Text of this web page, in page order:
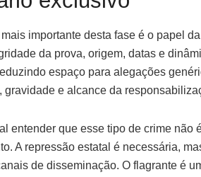
importante desta fase é o papel
da prova, origem, datas e
espaço para alegações
gravidade e alcance da
entender que esse tipo de crime não
A repressão estatal é necessária,
de disseminação. O flagrante é